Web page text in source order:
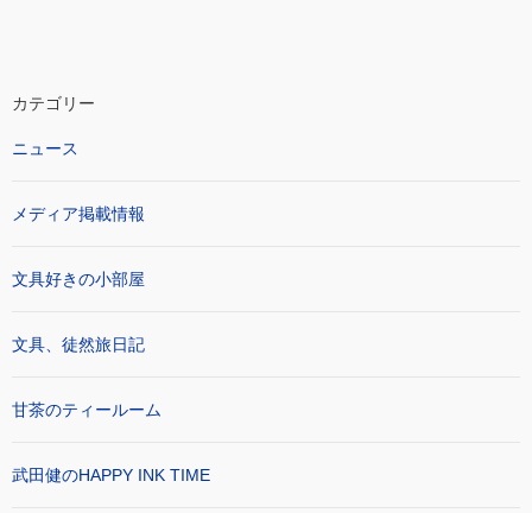
カテゴリー
ニュース
メディア掲載情報
文具好きの小部屋
文具、徒然旅日記
甘茶のティールーム
武田健のHAPPY INK TIME